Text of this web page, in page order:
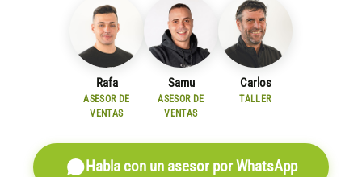
Rafa
ASESOR DE
VENTAS
Samu
ASESOR DE
VENTAS
Carlos
TALLER
Habla con un asesor por WhatsApp